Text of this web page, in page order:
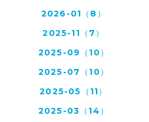
2026-01（8）
2025-11（7）
2025-09（10）
2025-07（10）
2025-05（11）
2025-03（14）